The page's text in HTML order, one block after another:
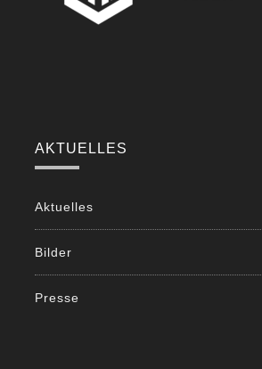
AKTUELLES
Aktuelles
Bilder
Presse